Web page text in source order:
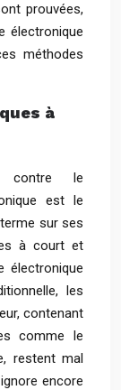
prouvées,
électronique
méthodes
à
contre le
est le
sur ses
à court et
électronique
les
contenant
comme le
restent mal
encore